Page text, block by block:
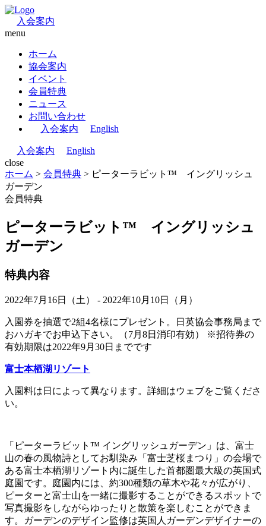
入会案内
menu
ホーム
協会案内
イベント
会員特典
ニュース
お問い合わせ
入会案内
English
入会案内
English
close
ホーム > 会員特典 > ピーターラビット™ イングリッシュ
ガーデン
会員特典
ピーターラビット™ イングリッシュ
ガーデン
特典内容
2022年7月16日（土） - 2022年10月10日（月）
入園券を抽選で2組4名様にプレゼント。日英協会事務局まで
おハガキでお申込下さい。（7月8日消印有効） ※招待券の
有効期限は2022年9月30日までです
富士本栖湖リゾート
入園料は日によって異なります。詳細はウェブをご覧くださ
い。
「ピーターラビット™ イングリッシュガーデン」は、富士
山の春の風物詩としてお馴染み「富士芝桜まつり」の会場で
ある富士本栖湖リゾート内に誕生した首都圏最大級の英国式
庭園です。庭園内には、約300種類の草木や花々が広がり、
ピーターと富士山を一緒に撮影することができるスポットで
写真撮影をしながらゆったりと散策を楽しむことができま
す。ガーデンのデザイン監修は英国人ガーデンデザイナーの